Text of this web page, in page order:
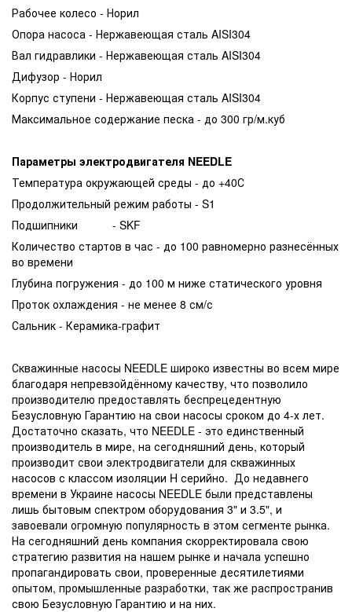
Рабочее колесо - Норил
Опора насоса - Нержавеющая сталь AISI304
Вал гидравлики - Нержавеющая сталь AISI304
Дифузор - Норил
Корпус ступени - Нержавеющая сталь AISI304
Максимальное содержание песка - до 300 гр/м.куб
Параметры электродвигателя NEEDLE
Температура окружающей среды - до +40С
Продолжительный режим работы - S1
Подшипники - SKF
Количество стартов в час - до 100 равномерно разнесённых
во времени
Глубина погружения - до 100 м ниже статического уровня
Проток охлаждения - не менее 8 см/с
Сальник - Керамика-графит
Скважинные насосы NEEDLE широко известны во всем мире
благодаря непревзойдённому качеству, что позволило
производителю предоставлять беспрецедентную
Безусловную Гарантию на свои насосы сроком до 4-х лет.
Достаточно сказать, что NEEDLE - это единственный
производитель в мире, на сегодняшний день, который
производит свои электродвигатели для скважинных
насосов с классом изоляции H серийно. До недавнего
времени в Украине насосы NEEDLE были представлены
лишь бытовым спектром оборудования 3" и 3.5", и
завоевали огромную популярность в этом сегменте рынка.
На сегодняшний день компания скорректировала свою
стратегию развития на нашем рынке и начала успешно
пропагандировать свои, проверенные десятилетиями
опытом, промышленные разработки, так же распространив
свою Безусловную Гарантию и на них.